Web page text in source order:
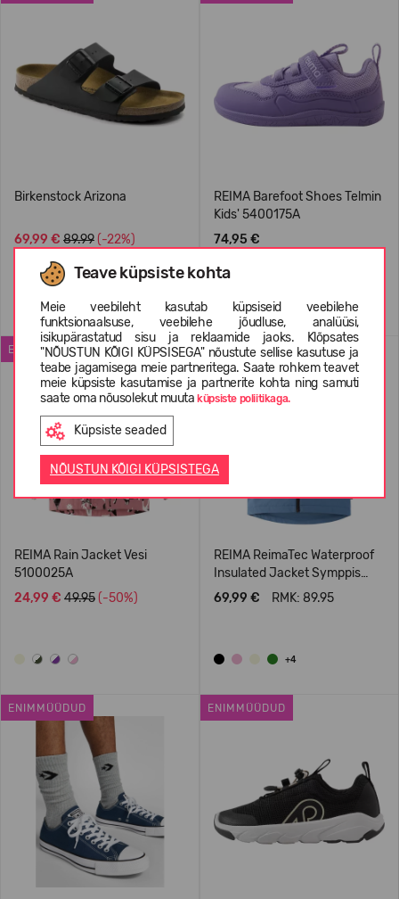
Teave küpsiste kohta
Meie veebileht kasutab küpsiseid veebilehe
funktsionaalsuse, veebilehe jõudluse, analüüsi,
isikupärastatud sisu ja reklaamide jaoks. Klõpsates
"NÕUSTUN KÕIGI KÜPSISEGA" nõustute sellise kasutuse ja
teabe jagamisega meie partneritega. Saate rohkem teavet
meie küpsiste kasutamise ja partnerite kohta ning samuti
saate oma nõusolekut muutaküpsiste poliitikaga.
Küpsiste seaded
NÕUSTUN KÕIGI KÜPSISTEGA
Birkenstock Arizona
69,99 € 89.99 (-22%)
REIMA Barefoot Shoes Telmin
Kids' 5400175A
74,95 €
ENIMMÜÜDUD
REIMA Rain Jacket Vesi
5100025A
24,99 € 49.95 (-50%)
WATERPROOF
REIMA ReimaTec Waterproof
Insulated Jacket Symppis
5100045B
69,99 € RMK: 89.95
+4
ENIMMÜÜDUD ENIMMÜÜDUD